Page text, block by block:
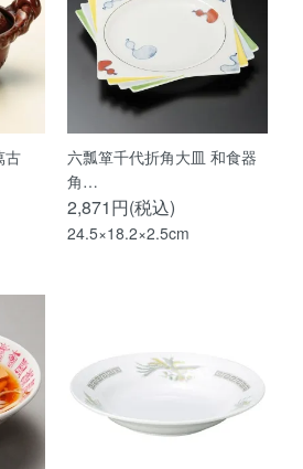
古
六瓢箪千代折角大皿 和食器
角…
2,871円(税込)
24.5×18.2×2.5cm